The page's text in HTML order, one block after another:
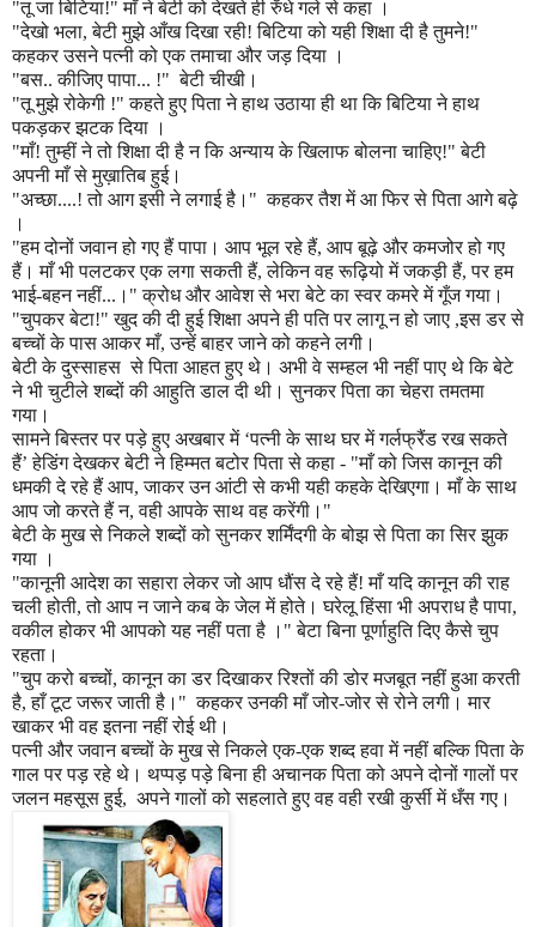
"तू जा बिटिया!"माँ ने बेटी को देखते ही रुँधे गले से कहा ।
"देखो भला,बेटी मुझे आँख दिखा रही! बिटिया को यही शिक्षा दी है तुमने!"
कहकर उसने पत्नी को एक तमाचा और जड़ दिया ।
"बस.. कीजिए पापा... !"बेटी चीखी।
"तू मुझे रोकेगी !"कहते हुए पिता ने हाथ उठाया ही था कि बिटिया ने हाथ
पकड़कर झटक दिया ।
"माँ! तुम्हीं ने तो शिक्षा दी है न कि अन्याय के खिलाफ बोलना चाहिए!"बेटी
अपनी माँ से मुख़ातिब हुई।
"अच्छा....!तो आग इसी ने लगाई है। "कहकर तैश में आ फिर से पिता आगे बढ़े
।
"हम दोनों जवान हो गए हैं पापा। आप भूल रहे हैं, आप बूढ़े और कमजोर हो गए
हैं। माँ भी पलटकर एक लगा सकती हैं,लेकिन वह रूढ़ियो में जकड़ी हैं,पर हम
भाई-बहन नहीं...। "क्रोध और आवेश से भरा बेटे का स्वर कमरे में गूँज गया।
"चुपकर बेटा!"खुद की दी हुई शिक्षा अपने ही पति पर लागू न हो जाए ,इस डर से
बच्चों के पास आकर माँ,उन्हें बाहर जाने को कहने लगी।
बेटी के दुस्साहस से पिता आहत हुए थे। अभी वे सम्हल भी नहीं पाए थे कि बेटे
ने भी चुटीले शब्दों की आहुति डाल दी थी। सुनकर पिता का चेहरा तमतमा
गया।
सामने बिस्तर पर पड़े हुए अखबार में‘पत्नी के साथ घर में गर्लफ्रैंड रख सकते
हैं’हेडिंग देखकर बेटी ने हिम्मत बटोर पिता से कहा - "माँ को जिस कानून की
धमकी दे रहे हैं आप,जाकर उन आंटी से कभी यही कहके देखिएगा। माँ के साथ
आप जो करते हैं न,वही आपके साथ वह करेंगी। "
बेटी के मुख से निकले शब्दों को सुनकर शर्मिंदगी के बोझ से पिता का सिर झुक
गया ।
"कानूनी आदेश का सहारा लेकर जो आप धौंस दे रहे हैं! माँ यदि कानून की राह
चली होती, तो आप न जाने कब के जेल में होते। घरेलू हिंसा भी अपराध है पापा,
वकील होकर भी आपको यह नहीं पता है । "बेटा बिना पूर्णाहुति दिए कैसे चुप
रहता।
"चुप करो बच्चों,कानून का डर दिखाकर रिश्तों की डोर मजबूत नहीं हुआ करती
है,हाँ टूट जरूर जाती है। "कहकर उनकी माँ जोर-जोर से रोने लगी। मार
खाकर भी वह इतना नहीं रोई थी।
पत्नी और जवान बच्चों के मुख से निकले एक-एक शब्द हवा में नहीं बल्कि पिता के
गाल पर पड़ रहे थे। थप्पड़ पड़े बिना ही अचानक पिता को अपने दोनों गालों पर
जलन महसूस हुई, अपने गालों को सहलाते हुए वह वही रखी कुर्सी में धँस गए।